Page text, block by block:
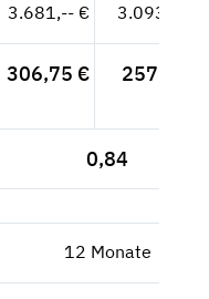
3.681,-- € 3.093,28 €
306,75 € 257,77 €
0,84
12 Monate